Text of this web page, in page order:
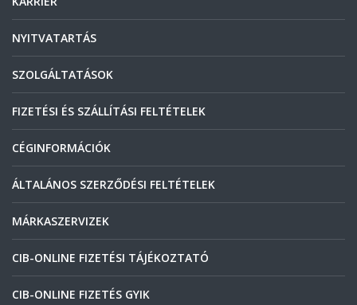
NYITVATARTÁS
SZOLGÁLTATÁSOK
FIZETÉSI ÉS SZÁLLÍTÁSI FELTÉTELEK
CÉGINFORMÁCIÓK
ÁLTALÁNOS SZERZŐDÉSI FELTÉTELEK
MÁRKASZERVIZEK
CIB-ONLINE FIZETÉSI TÁJÉKOZTATÓ
CIB-ONLINE FIZETÉS GYIK